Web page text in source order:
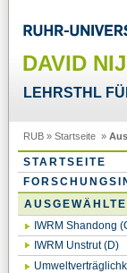
DAVID
LEHRSTHL
RUB » Startseite »
STARTSEITE
IWRM Shandong
IWRM Unstrut (D)